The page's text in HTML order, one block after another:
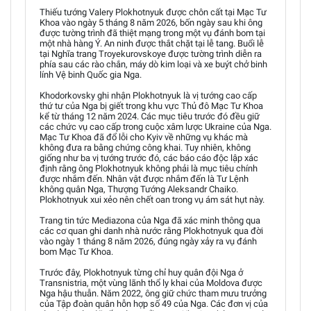
Thiếu tướng Valery Plokhotnyuk được chôn cất tại Mạc Tư
Khoa vào ngày 5 tháng 8 năm 2026, bốn ngày sau khi ông
được tường trình đã thiệt mạng trong một vụ đánh bom tại
một nhà hàng Ý. An ninh được thắt chặt tại lễ tang. Buổi lễ
tại Nghĩa trang Troyekurovskoye được tường trình diễn ra
phía sau các rào chắn, máy dò kim loại và xe buýt chở binh
lính Vệ binh Quốc gia Nga.
Khodorkovsky ghi nhận Plokhotnyuk là vị tướng cao cấp
thứ tư của Nga bị giết trong khu vực Thủ đô Mạc Tư Khoa
kể từ tháng 12 năm 2024. Các mục tiêu trước đó đều giữ
các chức vụ cao cấp trong cuộc xâm lược Ukraine của Nga.
Mạc Tư Khoa đã đổ lỗi cho Kyiv về những vụ khác mà
không đưa ra bằng chứng công khai. Tuy nhiên, không
giống như ba vị tướng trước đó, các báo cáo độc lập xác
định rằng ông Plokhotnyuk không phải là mục tiêu chính
được nhắm đến. Nhân vật được nhắm đến là Tư Lệnh
không quân Nga, Thượng Tướng Aleksandr Chaiko.
Plokhotnyuk xui xẻo nên chết oan trong vụ ám sát hụt này.
Trang tin tức Mediazona của Nga đã xác minh thông qua
các cơ quan ghi danh nhà nước rằng Plokhotnyuk qua đời
vào ngày 1 tháng 8 năm 2026, đúng ngày xảy ra vụ đánh
bom Mạc Tư Khoa.
Trước đây, Plokhotnyuk từng chỉ huy quân đội Nga ở
Transnistria, một vùng lãnh thổ ly khai của Moldova được
Nga hậu thuẫn. Năm 2022, ông giữ chức tham mưu trưởng
của Tập đoàn quân hỗn hợp số 49 của Nga. Các đơn vị của